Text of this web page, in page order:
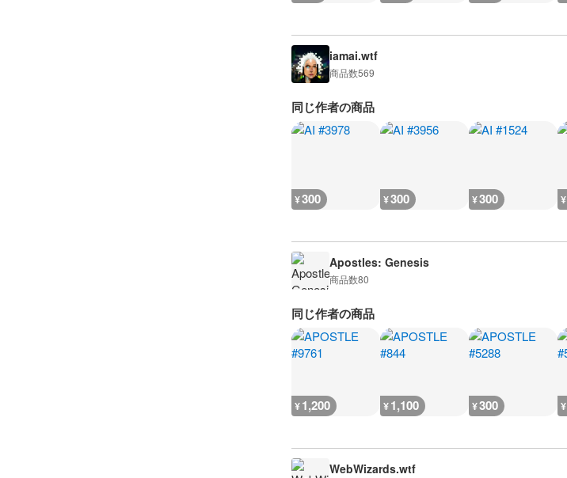
iamai.wtf
商品数569
同じ作者の商品
¥300 ¥300 ¥300 ¥
Apostles: Genesis
商品数80
同じ作者の商品
¥1,200 ¥1,100 ¥300 ¥
WebWizards.wtf